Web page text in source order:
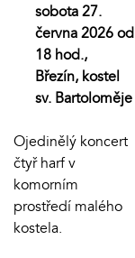
sobota 27.
června 2026 od
18 hod.,
Březín, kostel
sv. Bartoloměje
Ojedinělý koncert
čtyř harf v
komorním
prostředí malého
kostela.